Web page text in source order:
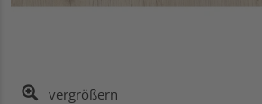
vergrößern